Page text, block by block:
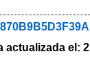
actualizada el: